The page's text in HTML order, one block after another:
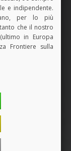
e indipendente.
per lo più
che il nostro
in Europa
Frontiere sulla